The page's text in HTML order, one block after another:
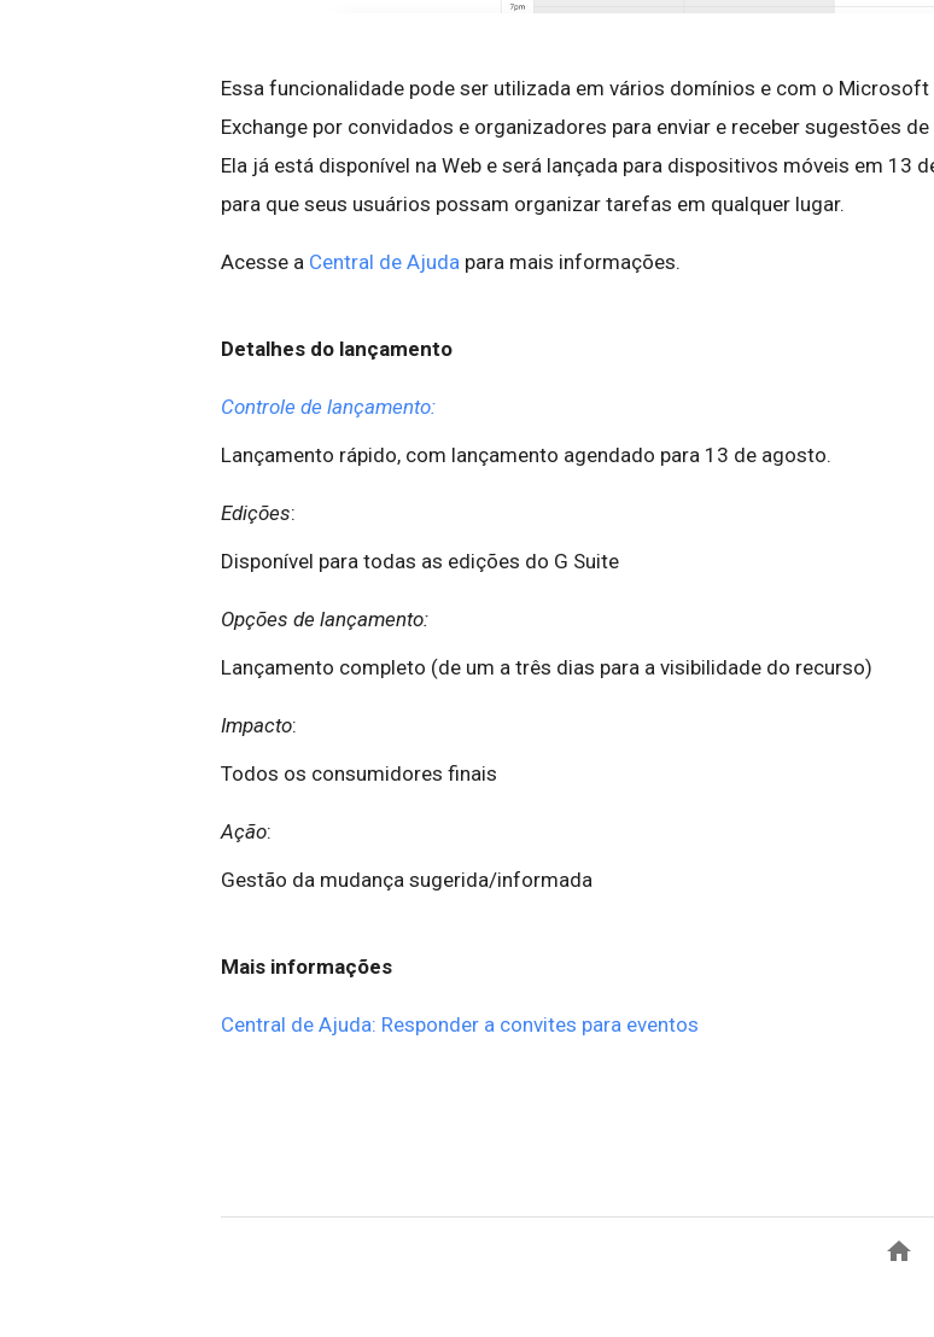
Essa funcionalidade pode ser utilizada em vários domínios e com o Microsoft
Exchange por convidados e organizadores para enviar e receber sugestões
Ela já está disponível na Web e será lançada para dispositivos móveis em 13
para que seus usuários possam organizar tarefas em qualquer lugar.
Acesse a Central de Ajuda para mais informações.
Detalhes do lançamento
Controle de lançamento:
Lançamento rápido, com lançamento agendado para 13 de agosto.
Edições:
Disponível para todas as edições do G Suite
Opções de lançamento:
Lançamento completo (de um a três dias para a visibilidade do recurso)
Impacto:
Todos os consumidores finais
Ação:
Gestão da mudança sugerida/informada
Mais informações
Central de Ajuda: Responder a convites para eventos
